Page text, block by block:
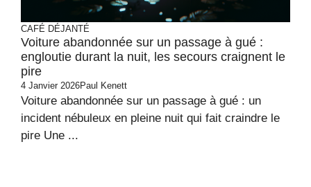
CAFÉ DÉJANTÉ
Voiture abandonnée sur un passage à gué :
engloutie durant la nuit, les secours craignent le
pire
4 Janvier 2026Paul Kenett
Voiture abandonnée sur un passage à gué : un
incident nébuleux en pleine nuit qui fait craindre le
pire Une ...